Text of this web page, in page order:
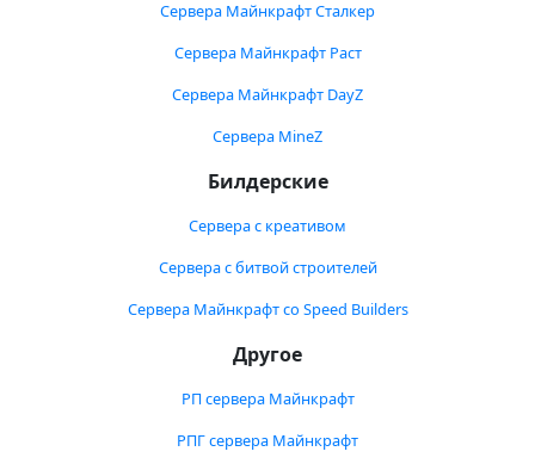
Сервера Майнкрафт Сталкер
Сервера Майнкрафт Раст
Сервера Майнкрафт DayZ
Сервера MineZ
Билдерские
Сервера с креативом
Сервера с битвой строителей
Сервера Майнкрафт со Speed Builders
Другое
РП сервера Майнкрафт
РПГ сервера Майнкрафт